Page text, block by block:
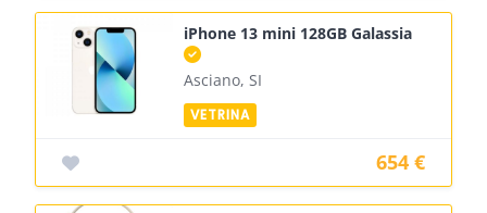
iPhone 13 mini 128GB Galassia
Asciano, SI
654 €